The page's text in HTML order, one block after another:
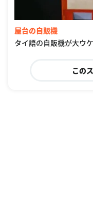
屋台の自販機
タイ語の自販機が大ウケ
この